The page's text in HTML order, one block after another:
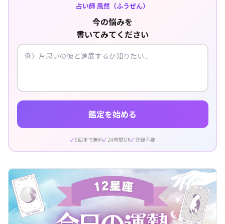
占い師 風然（ふうぜん）
今の悩みを
書いてみてください
鑑定を始める
5回まで無料 24時間OK 登録不要